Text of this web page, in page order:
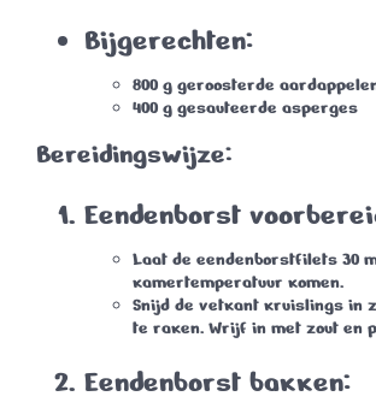
Bijgerechten:
800 g geroosterde
400 g gesauteerde asperges
Bereidingswijze:
Eendenborst
Laat de eendenborstfilets 30
kamertemperatuur komen.
Snijd de vetkant kruislings in
te raken. Wrijf in met zout en
Eendenborst bakken: